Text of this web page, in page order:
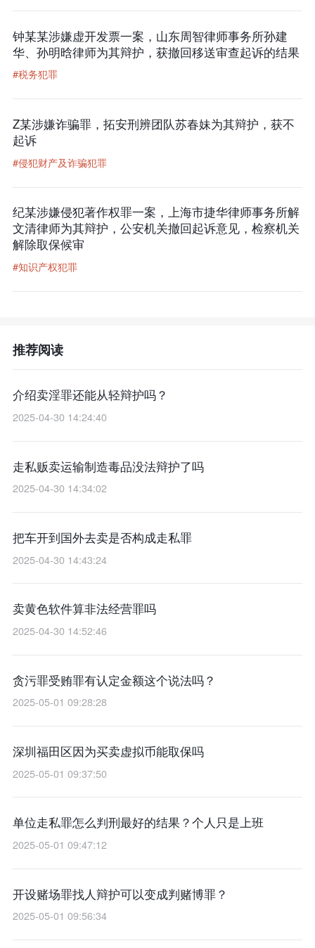
钟某某涉嫌虚开发票一案，山东周智律师事务所孙建
华、孙明晗律师为其辩护，获撤回移送审查起诉的结果
#税务犯罪
Z某涉嫌诈骗罪，拓安刑辨团队苏春妹为其辩护，获不
起诉
#侵犯财产及诈骗犯罪
纪某涉嫌侵犯著作权罪一案，上海市捷华律师事务所解
文清律师为其辩护，公安机关撤回起诉意见，检察机关
解除取保候审
#知识产权犯罪
推荐阅读
介绍卖淫罪还能从轻辩护吗？
2025-04-30 14:24:40
走私贩卖运输制造毒品没法辩护了吗
2025-04-30 14:34:02
把车开到国外去卖是否构成走私罪
2025-04-30 14:43:24
卖黄色软件算非法经营罪吗
2025-04-30 14:52:46
贪污罪受贿罪有认定金额这个说法吗？
2025-05-01 09:28:28
深圳福田区因为买卖虚拟币能取保吗
2025-05-01 09:37:50
单位走私罪怎么判刑最好的结果？个人只是上班
2025-05-01 09:47:12
开设赌场罪找人辩护可以变成判赌博罪？
2025-05-01 09:56:34